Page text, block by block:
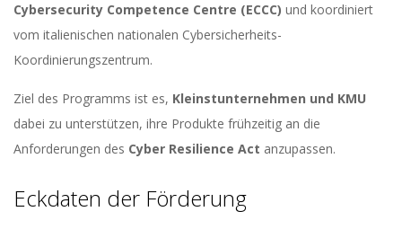
Cybersecurity Competence Centre (ECCC) und koordiniert
vom italienischen nationalen Cybersicherheits-
Koordinierungszentrum.
Ziel des Programms ist es, Kleinstunternehmen und KMU
dabei zu unterstützen, ihre Produkte frühzeitig an die
Anforderungen des Cyber Resilience Act anzupassen.
Eckdaten der Förderung